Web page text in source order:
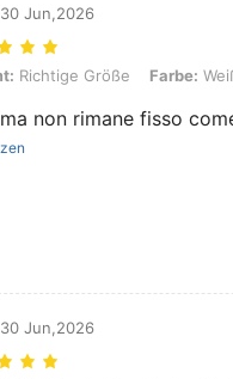
30 Jun,2026
Richtige Größe, Farbe: Weißer
Richtige Größe Farbe:
non rimane fisso
30 Jun,2026